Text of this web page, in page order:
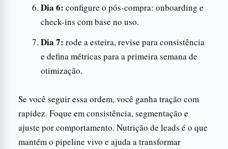
Dia 6: configure o pós-compra: onboarding e
check-ins com base no uso.
Dia 7: rode a esteira, revise para consistência
e defina métricas para a primeira semana de
otimização.
Se você seguir essa ordem, você ganha tração com
rapidez. Foque em consistência, segmentação e
ajuste por comportamento. Nutrição de leads é o que
mantém o pipeline vivo e ajuda a transformar